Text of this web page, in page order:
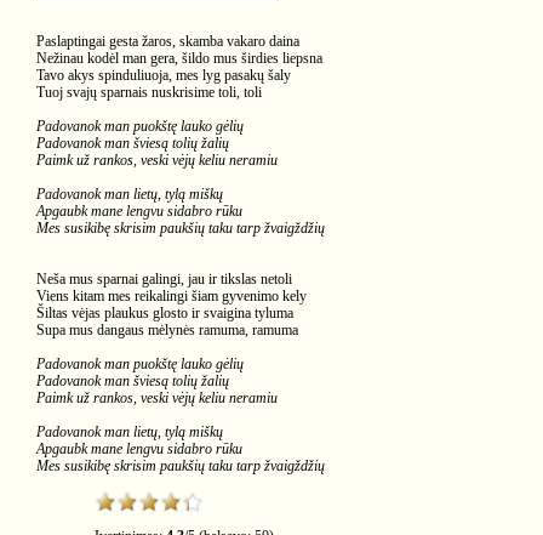
Paslaptingai gesta žaros, skamba vakaro daina
Nežinau kodėl man gera, šildo mus širdies liepsna
Tavo akys spinduliuoja, mes lyg pasakų šaly
Tuoj svajų sparnais nuskrisime toli, toli
Padovanok man puokštę lauko gėlių
Padovanok man šviesą tolių žalių
Paimk už rankos, veski vėjų keliu neramiu
Padovanok man lietų, tylą miškų
Apgaubk mane lengvu sidabro rūku
Mes susikibę skrisim paukšių taku tarp žvaigždžių
Neša mus sparnai galingi, jau ir tikslas netoli
Viens kitam mes reikalingi šiam gyvenimo kely
Šiltas vėjas plaukus glosto ir svaigina tyluma
Supa mus dangaus mėlynės ramuma, ramuma
Padovanok man puokštę lauko gėlių
Padovanok man šviesą tolių žalių
Paimk už rankos, veski vėjų keliu neramiu
Padovanok man lietų, tylą miškų
Apgaubk mane lengvu sidabro rūku
Mes susikibę skrisim paukšių taku tarp žvaigždžių